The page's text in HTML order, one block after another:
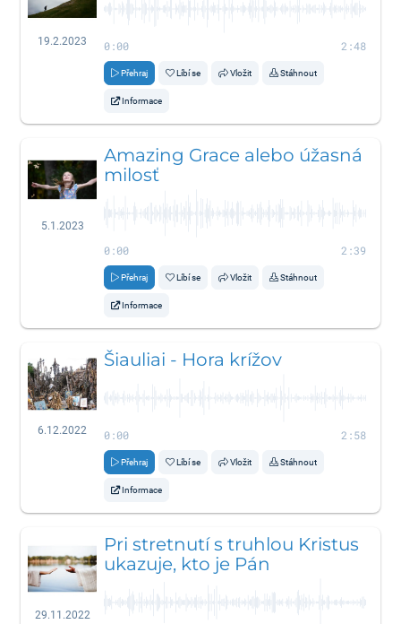
19.2.2023 0:00 2:48
Přehraj Líbí se Vložit Stáhnout
Informace
5.1.2023
Amazing Grace alebo úžasná
milosť
0:00 2:39
Přehraj Líbí se Vložit Stáhnout
Informace
6.12.2022
Šiauliai - Hora krížov
0:00 2:58
Přehraj Líbí se Vložit Stáhnout
Informace
29.11.2022
Pri stretnutí s truhlou Kristus
ukazuje, kto je Pán